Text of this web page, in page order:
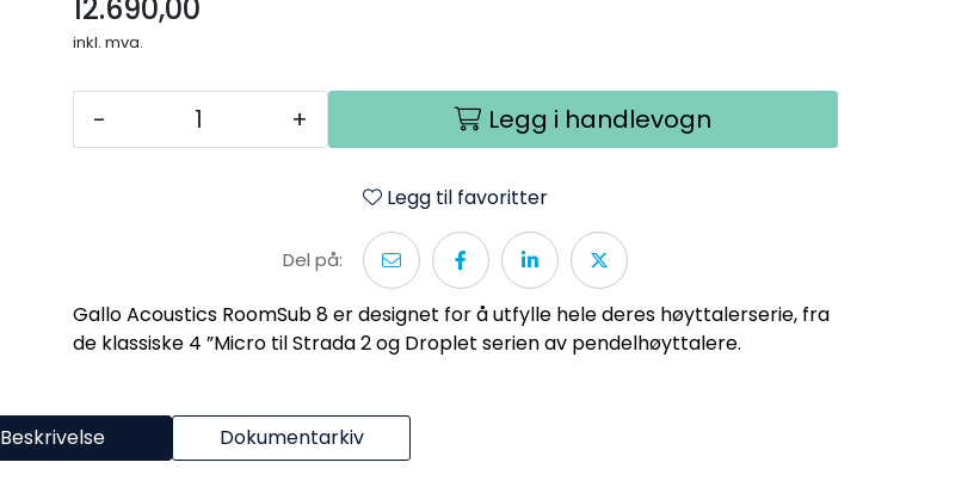
12.690,00
inkl. mva.
- + Legg i handlevogn
Legg til favoritter
Del på:
Gallo Acoustics RoomSub 8 er designet for å utfylle hele deres høyttalerserie, fra
de klassiske 4 ”Micro til Strada 2 og Droplet serien av pendelhøyttalere.
Beskrivelse Dokumentarkiv